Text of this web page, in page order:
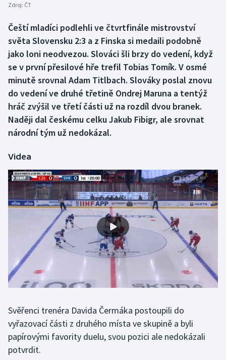
Box
Curling
Dostihy
Florbal
Futsal
Golf
Gymnastika
Házená
Jezdectví
Judo
Krasobruslení
Lezení
Lyže a snowboard
Zdroj: ČT
Čeští mladíci podlehli ve čtvrtfinále mistrovství
světa Slovensku 2:3 a z Finska si medaili podobně
jako loni neodvezou. Slováci šli brzy do vedení, když
se v první přesilové hře trefil Tobias Tomík. V osmé
minutě srovnal Adam Titlbach. Slováky poslal znovu
do vedení ve druhé třetině Ondrej Maruna a tentýž
hráč zvýšil ve třetí části už na rozdíl dvou branek.
Naději dal českému celku Jakub Fibigr, ale srovnat
národní tým už nedokázal.
Videa
Svěřenci trenéra Davida Čermáka postoupili do
vyřazovací části z druhého místa ve skupině a byli
papírovými favority duelu, svou pozici ale nedokázali
potvrdit.